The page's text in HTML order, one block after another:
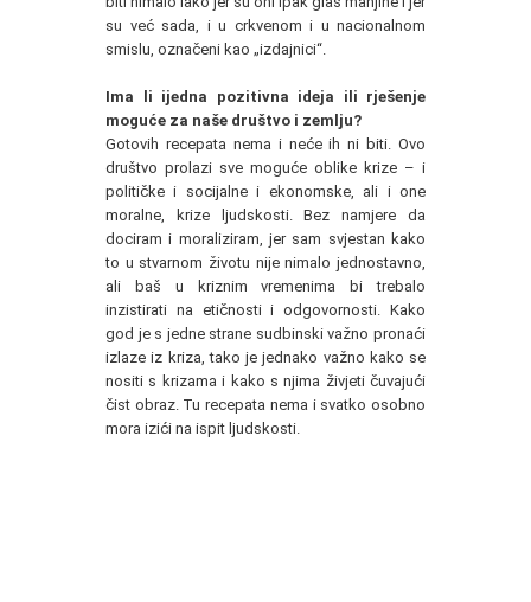
su već sada, i u crkvenom i u nacionalnom
smislu, označeni kao „izdajnici“.
Ima li ijedna pozitivna ideja ili rješenje
moguće za naše društvo i zemlju?
Gotovih recepata nema i neće ih ni biti. Ovo
društvo prolazi sve moguće oblike krize – i
političke i socijalne i ekonomske, ali i one
moralne, krize ljudskosti. Bez namjere da
dociram i moraliziram, jer sam svjestan kako
to u stvarnom životu nije nimalo jednostavno,
ali baš u kriznim vremenima bi trebalo
inzistirati na etičnosti i odgovornosti. Kako
god je s jedne strane sudbinski važno pronaći
izlaze iz kriza, tako je jednako važno kako se
nositi s krizama i kako s njima živjeti čuvajući
čist obraz. Tu recepata nema i svatko osobno
mora izići na ispit ljudskosti.